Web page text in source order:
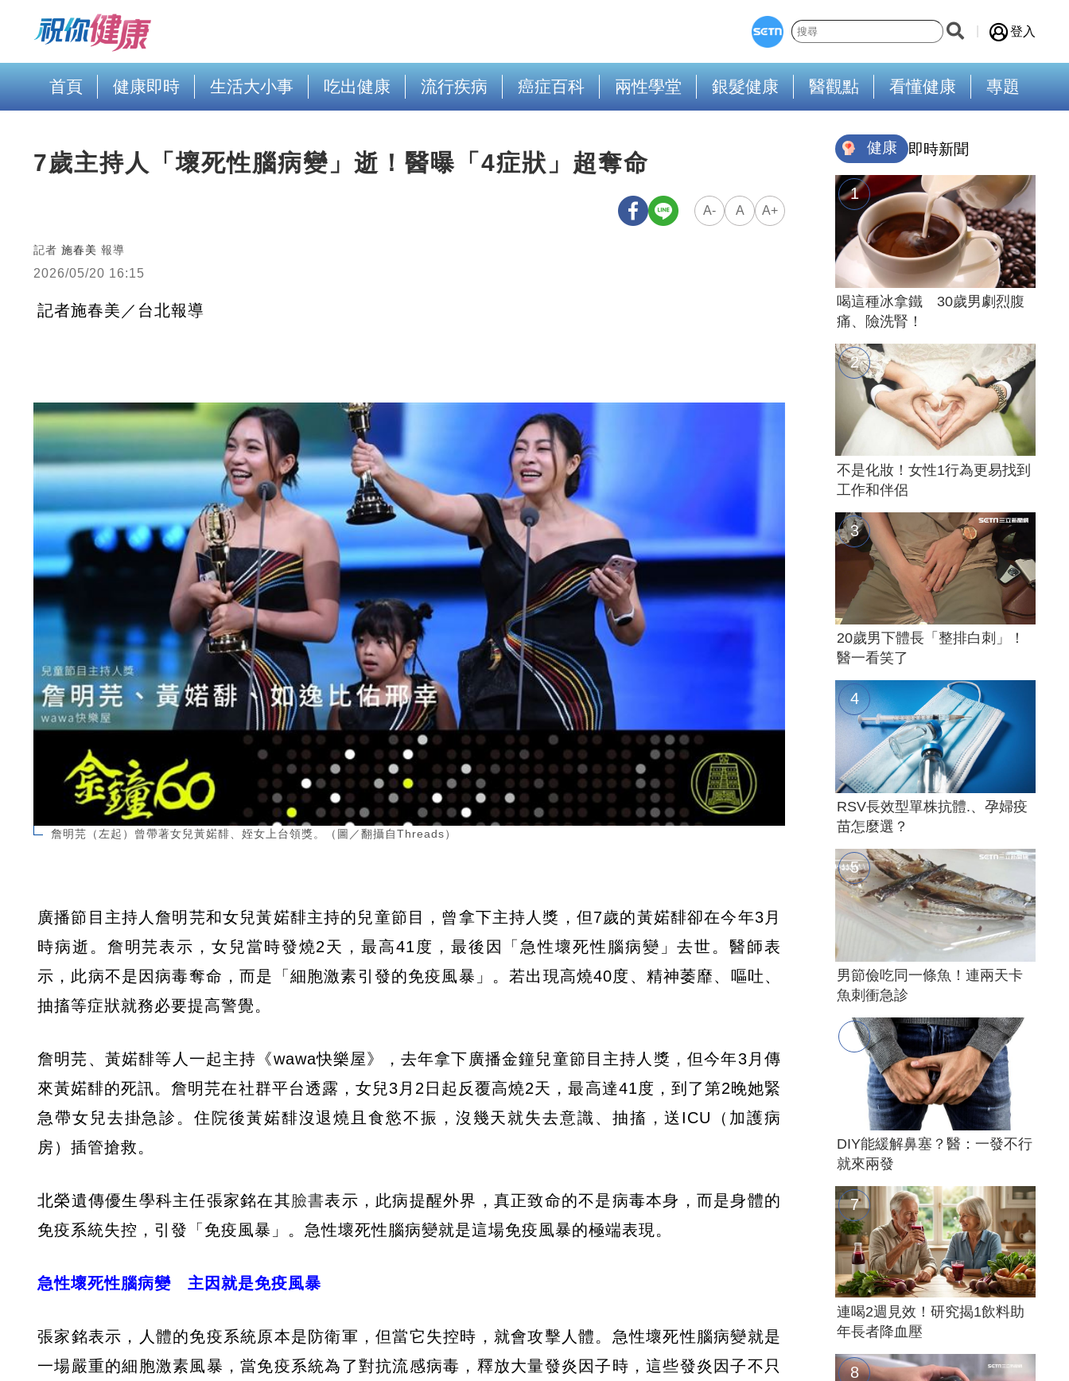
登入
首頁 健康即時 生活大小事 吃出健康 流行疾病 癌症百科 兩性學堂 銀髮健康 醫觀點 看懂健康 專題
7歲主持人「壞死性腦病變」逝！醫曝「4症狀」超奪命
A- A A+
記者 施春美 報導
2026/05/20 16:15
記者施春美／台北報導
詹明芫（左起）曾帶著女兒黃婼馡、姪女上台領獎。（圖／翻攝自Threads）
廣播節目主持人詹明芫和女兒黃婼馡主持的兒童節目，曾拿下主持人獎，但7歲的黃婼馡卻在今年3月
時病逝。詹明芫表示，女兒當時發燒2天，最高41度，最後因「急性壞死性腦病變」去世。醫師表
示，此病不是因病毒奪命，而是「細胞激素引發的免疫風暴」。若出現高燒40度、精神萎靡、嘔吐、
抽搐等症狀就務必要提高警覺。
詹明芫、黃婼馡等人一起主持《wawa快樂屋》，去年拿下廣播金鐘兒童節目主持人獎，但今年3月傳
來黃婼馡的死訊。詹明芫在社群平台透露，女兒3月2日起反覆高燒2天，最高達41度，到了第2晚她緊
急帶女兒去掛急診。住院後黃婼馡沒退燒且食慾不振，沒幾天就失去意識、抽搐，送ICU（加護病
房）插管搶救。
北榮遺傳優生學科主任張家銘在其臉書表示，此病提醒外界，真正致命的不是病毒本身，而是身體的
免疫系統失控，引發「免疫風暴」。急性壞死性腦病變就是這場免疫風暴的極端表現。
急性壞死性腦病變 主因就是免疫風暴
張家銘表示，人體的免疫系統原本是防衛軍，但當它失控時，就會攻擊人體。急性壞死性腦病變就是
一場嚴重的細胞激素風暴，當免疫系統為了對抗流感病毒，釋放大量發炎因子時，這些發炎因子不只
健康 即時新聞
喝這種冰拿鐵 30歲男劇烈腹
痛、險洗腎！
不是化妝！女性1行為更易找到
工作和伴侶
20歲男下體長「整排白刺」！
醫一看笑了
RSV長效型單株抗體.、孕婦疫
苗怎麼選？
男節儉吃同一條魚！連兩天卡
魚刺衝急診
DIY能緩解鼻塞？醫：一發不行
就來兩發
連喝2週見效！研究揭1飲料助
年長者降血壓